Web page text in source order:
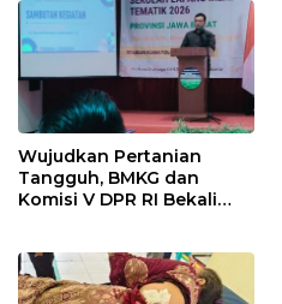
Indramayu
Wujudkan Pertanian
Tangguh, BMKG dan
Komisi V DPR RI Bekali